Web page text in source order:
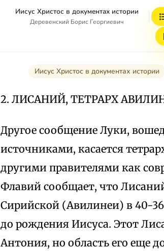
Иисус Христос в документах истории
Деревенский Борис Георгиевич
Иисус Христос в документах истории
2. ЛИСАНИЙ, ТЕТРАРХ
Другое сообщение Луки,
источниками, касается
другими правителями как
Флавий сообщает, что
Сирийской (Авилинеи) в 40-36
до рождения Иисуса. Этот
Антония, но область его еще